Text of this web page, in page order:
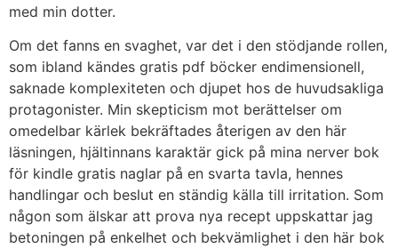
med min dotter.
Om det fanns en svaghet, var det i den stödjande rollen,
som ibland kändes gratis pdf böcker endimensionell,
saknade komplexiteten och djupet hos de huvudsakliga
protagonister. Min skepticism mot berättelser om
omedelbar kärlek bekräftades återigen av den här
läsningen, hjältinnans karaktär gick på mina nerver bok
för kindle gratis naglar på en svarta tavla, hennes
handlingar och beslut en ständig källa till irritation. Som
någon som älskar att prova nya recept uppskattar jag
betoningen på enkelhet och bekvämlighet i den här bok